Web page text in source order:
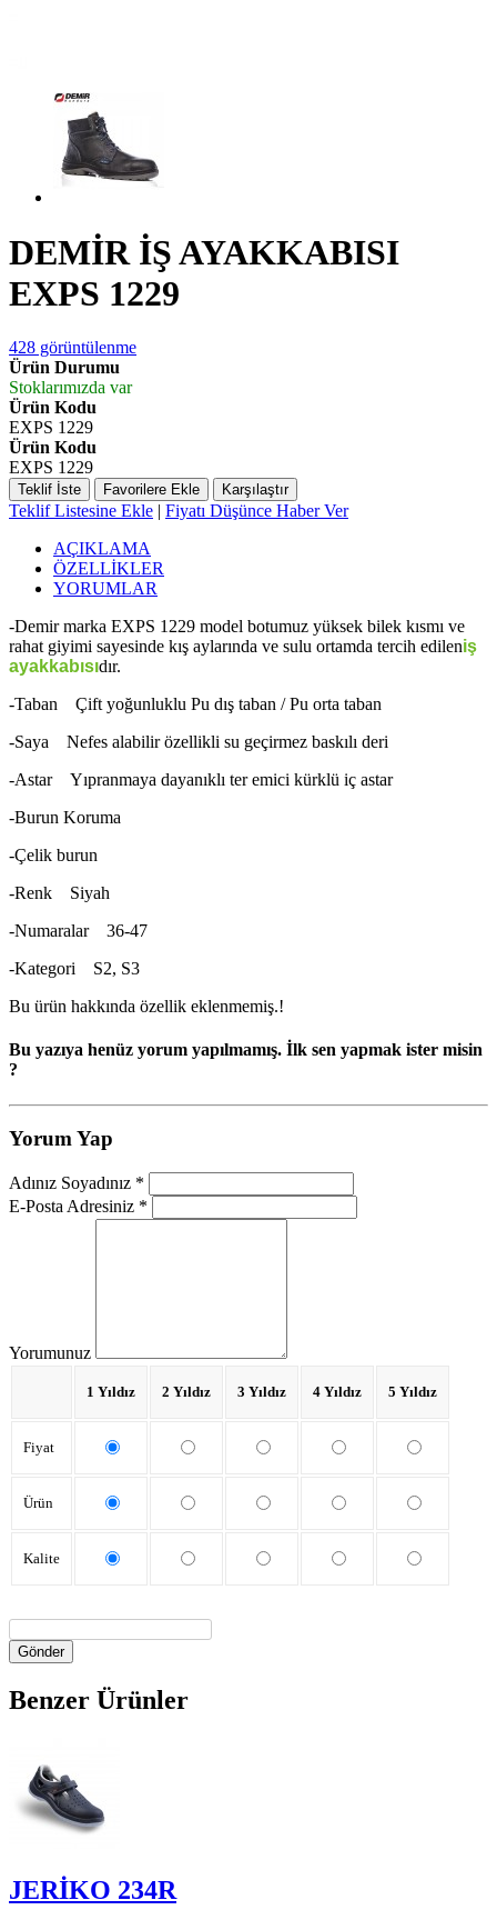
DEMİR İŞ AYAKKABISI
EXPS 1229
428 görüntülenme
Ürün Durumu
Stoklarımızda var
Ürün Kodu
EXPS 1229
Ürün Kodu
EXPS 1229
Teklif İste Favorilere Ekle Karşılaştır
Teklif Listesine Ekle | Fiyatı Düşünce Haber Ver
AÇIKLAMA
ÖZELLİKLER
YORUMLAR
-Demir marka EXPS 1229 model botumuz yüksek bilek kısmı ve
rahat giyimi sayesinde kış aylarında ve sulu ortamda tercih edileniş
ayakkabısıdır.
-Taban Çift yoğunluklu Pu dış taban / Pu orta taban
-Saya Nefes alabilir özellikli su geçirmez baskılı deri
-Astar Yıpranmaya dayanıklı ter emici kürklü iç astar
-Burun Koruma
-Çelik burun
-Renk Siyah
-Numaralar 36-47
-Kategori S2, S3
Bu ürün hakkında özellik eklenmemiş.!
Bu yazıya henüz yorum yapılmamış. İlk sen yapmak ister misin
?
Yorum Yap
Adınız Soyadınız *
E-Posta Adresiniz *
Yorumunuz
1 Yıldız 2 Yıldız 3 Yıldız 4 Yıldız 5 Yıldız
Fiyat
Ürün
Kalite
Gönder
Benzer Ürünler
JERİKO 234R